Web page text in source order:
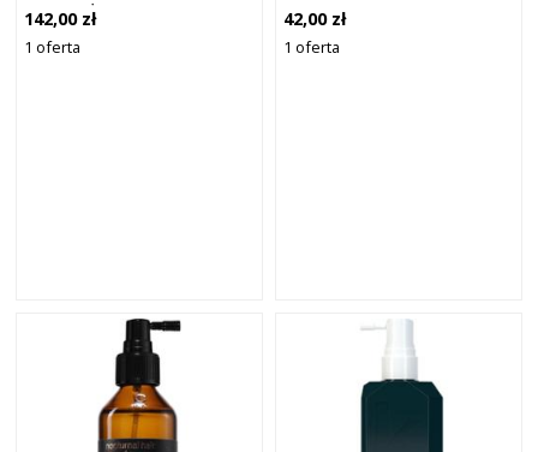
DLA MĘŻCZYZN 50ML
142,00 zł
1 oferta
42,00 zł
1 oferta